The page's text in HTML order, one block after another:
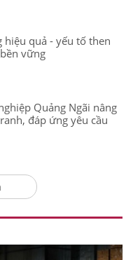
quả - yếu tố then
vững
Quảng Ngãi nâng
đáp ứng yêu cầu